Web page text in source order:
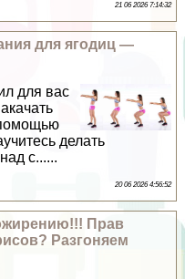
21 06 2026 7:14:32
для ягoдиц —
для вас
делать
с......
20 06 2026 4:56:52
Прав
Разгоняем